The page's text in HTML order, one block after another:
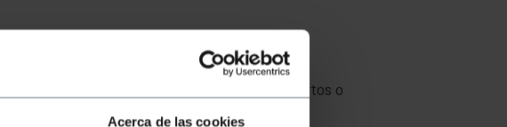
Acerca de las cookies
para adaptarse a cualquier necesidad.
de la puerta de 180 grados.
el paso de cables se pueden dejar abiertos o